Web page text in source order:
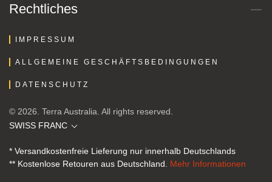
Rechtliches
IMPRESSUM
ALLGEMEINE GESCHÄFTSBEDINGUNGEN
DATENSCHUTZ
© 2026. Terra Australia. All rights reserved.
SWISS FRANC
* Versandkostenfreie Lieferung nur innerhalb Deutschlands
** Kostenlose Retouren aus Deutschland. Mehr Informationen